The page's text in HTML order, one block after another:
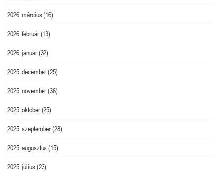
2026. március(16)
2026. február(13)
2026. január(32)
2025. december(25)
2025. november(36)
2025. október(25)
2025. szeptember(28)
2025. augusztus(15)
2025. július(23)